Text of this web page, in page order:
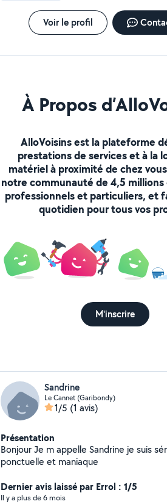
Voir le profil
À Propos
AlloVoisins est la plateforme
prestations de services et à la
matériel à proximité de chez
notre communauté de 4,5 millions
professionnels et particuliers, et
quotidien pour tous vos
M'inscrire
Sandrine
Le Cannet (Garibondy)
1/5 (1 avis)
Présentation
Bonjour Je m appelle Sandrine je suis
ponctuelle et maniaque
Dernier avis laissé par Errol : 1/5
Il y a plus de 6 mois